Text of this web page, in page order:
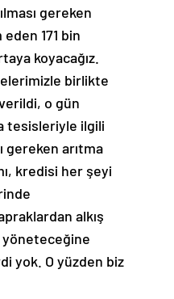
gereken
171 bin
koyacağız.
birlikte
o gün
tesisleriyle ilgili
gereken arıtma
kredisi her şeyi
alkış
yöneteceğine
yok. O yüzden biz